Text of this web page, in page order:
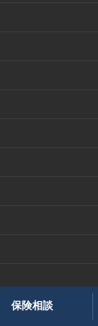
保険相談